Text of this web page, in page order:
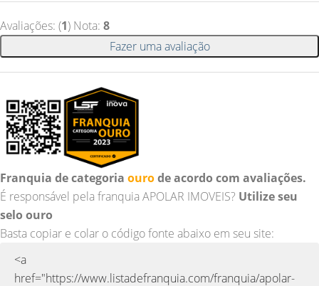
Avaliações: (1) Nota: 8
Fazer uma avaliação
Franquia de categoria ourode acordo com avaliações.
É responsável pela franquia APOLAR IMOVEIS? Utilize seu
selo ouro
Basta copiar e colar o código fonte abaixo em seu site: